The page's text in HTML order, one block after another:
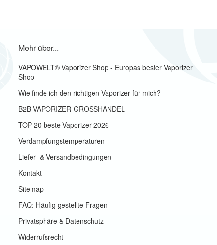
Mehr über...
VAPOWELT® Vaporizer Shop - Europas bester Vaporizer
Shop
Wie finde ich den richtigen Vaporizer für mich?
B2B VAPORIZER-GROSSHANDEL
TOP 20 beste Vaporizer 2026
Verdampfungstemperaturen
Liefer- & Versandbedingungen
Kontakt
Sitemap
FAQ: Häufig gestellte Fragen
Privatsphäre & Datenschutz
Widerrufsrecht